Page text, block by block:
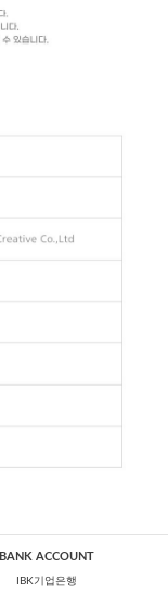
BANK ACCOUNT
IBK기업은행